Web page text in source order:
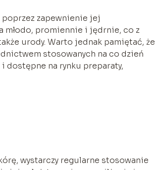
zapewnienie jej
młodo, promiennie i jędrnie, co z
urody. Warto jednak pamiętać, że
stosowanych na co dzień
dostępne na rynku preparaty,
wystarczy regularne stosowanie